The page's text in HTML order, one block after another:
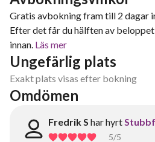
Gratis avbokning fram till 2 dagar
Efter det får du hälften av
innan. Läs mer
Ungefärlig plats
Exakt plats visas efter bokning
Omdömen
Fredrik S har hyrt
5/5